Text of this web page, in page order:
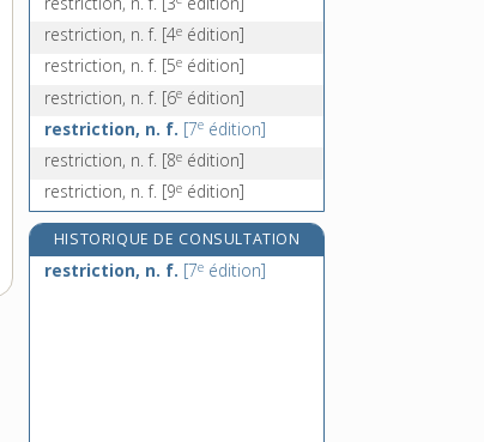
restriction, n. f. [4e édition]
restriction, n. f. [5e édition]
restriction, n. f. [6e édition]
restriction, n. f. [7e édition]
restriction, n. f. [8e édition]
restriction, n. f. [9e édition]
HISTORIQUE DE CONSULTATION
restriction, n. f. [7e édition]